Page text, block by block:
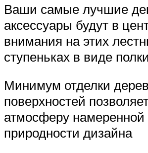
Ваши самые лучшие
аксессуары будут в
внимания на этих
ступеньках в виде полки
Минимум отделки
поверхностей
атмосферу намеренной
природности дизайна